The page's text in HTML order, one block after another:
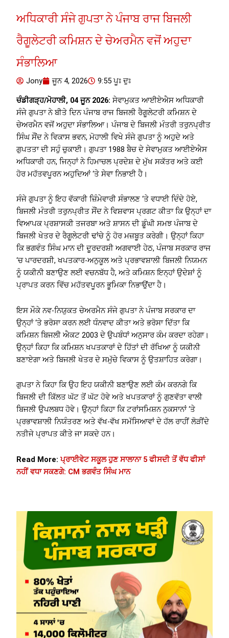
ਅਧਿਕਾਰੀ ਸੰਜੇ ਗੁਪਤਾ ਨੇ ਪੰਜਾਬ ਰਾਜ ਬਿਜਲੀ
ਰੈਗੂਲੇਟਰੀ ਕਮਿਸ਼ਨ ਦੇ ਚੇਅਰਮੈਨ ਵਜੋਂ ਅਹੁਦਾ
ਸੰਭਾਲਿਆ
Jony ਜੂਨ 4, 2026 9:55 ਪੂਃ ਦੁਃ
ਚੰਡੀਗੜ੍ਹ/ਮੋਹਾਲੀ, 04 ਜੂਨ 2026: ਸੇਵਾਮੁਕਤ ਆਈਏਐਸ ਅਧਿਕਾਰੀ
ਸੰਜੇ ਗੁਪਤਾ ਨੇ ਬੀਤੇ ਦਿਨ ਪੰਜਾਬ ਰਾਜ ਬਿਜਲੀ ਰੈਗੂਲੇਟਰੀ ਕਮਿਸ਼ਨ ਦੇ
ਚੇਅਰਮੈਨ ਵਜੋਂ ਅਹੁਦਾ ਸੰਭਾਲਿਆ। ਪੰਜਾਬ ਦੇ ਬਿਜਲੀ ਮੰਤਰੀ ਤਰੁਨਪ੍ਰੀਤ
ਸਿੰਘ ਸੌਂਦ ਨੇ ਵਿਕਾਸ ਭਵਨ, ਮੋਹਾਲੀ ਵਿਖੇ ਸੰਜੇ ਗੁਪਤਾ ਨੂੰ ਅਹੁਦੇ ਅਤੇ
ਗੁਪਤਤਾ ਦੀ ਸਹੁੰ ਚੁਕਾਈ। ਗੁਪਤਾ 1988 ਬੈਚ ਦੇ ਸੇਵਾਮੁਕਤ ਆਈਏਐਸ
ਅਧਿਕਾਰੀ ਹਨ, ਜਿਨ੍ਹਾਂ ਨੇ ਹਿਮਾਚਲ ਪ੍ਰਦੇਸ਼ ਦੇ ਮੁੱਖ ਸਕੱਤਰ ਅਤੇ ਕਈ
ਹੋਰ ਮਹੱਤਵਪੂਰਨ ਅਹੁਦਿਆਂ ‘ਤੇ ਸੇਵਾ ਨਿਭਾਈ ਹੈ।
ਸੰਜੇ ਗੁਪਤਾ ਨੂੰ ਇਹ ਵੱਕਾਰੀ ਜ਼ਿੰਮੇਵਾਰੀ ਸੰਭਾਲਣ ‘ਤੇ ਵਧਾਈ ਦਿੰਦੇ ਹੋਏ,
ਬਿਜਲੀ ਮੰਤਰੀ ਤਰੁਨਪ੍ਰੀਤ ਸੌਂਦ ਨੇ ਵਿਸ਼ਵਾਸ ਪ੍ਰਗਟ ਕੀਤਾ ਕਿ ਉਨ੍ਹਾਂ ਦਾ
ਵਿਆਪਕ ਪ੍ਰਸ਼ਾਸਕੀ ਤਜਰਬਾ ਅਤੇ ਸ਼ਾਸਨ ਦੀ ਡੂੰਘੀ ਸਮਝ ਪੰਜਾਬ ਦੇ
ਬਿਜਲੀ ਖੇਤਰ ਦੇ ਰੈਗੂਲੇਟਰੀ ਢਾਂਚੇ ਨੂੰ ਹੋਰ ਮਜ਼ਬੂਤ ​​ਕਰੇਗੀ। ਉਨ੍ਹਾਂ ਕਿਹਾ
ਕਿ ਭਗਵੰਤ ਸਿੰਘ ਮਾਨ ਦੀ ਦੂਰਦਰਸ਼ੀ ਅਗਵਾਈ ਹੇਠ, ਪੰਜਾਬ ਸਰਕਾਰ ਰਾਜ
‘ਚ ਪਾਰਦਰਸ਼ੀ, ਖਪਤਕਾਰ-ਅਨੁਕੂਲ ਅਤੇ ਪ੍ਰਭਾਵਸ਼ਾਲੀ ਬਿਜਲੀ ਨਿਯਮਨ
ਨੂੰ ਯਕੀਨੀ ਬਣਾਉਣ ਲਈ ਵਚਨਬੱਧ ਹੈ, ਅਤੇ ਕਮਿਸ਼ਨ ਇਨ੍ਹਾਂ ਉਦੇਸ਼ਾਂ ਨੂੰ
ਪ੍ਰਾਪਤ ਕਰਨ ਵਿੱਚ ਮਹੱਤਵਪੂਰਨ ਭੂਮਿਕਾ ਨਿਭਾਉਂਦਾ ਹੈ।
ਇਸ ਮੌਕੇ ਨਵ-ਨਿਯੁਕਤ ਚੇਅਰਮੈਨ ਸੰਜੇ ਗੁਪਤਾ ਨੇ ਪੰਜਾਬ ਸਰਕਾਰ ਦਾ
ਉਨ੍ਹਾਂ ‘ਤੇ ਭਰੋਸਾ ਕਰਨ ਲਈ ਧੰਨਵਾਦ ਕੀਤਾ ਅਤੇ ਭਰੋਸਾ ਦਿੱਤਾ ਕਿ
ਕਮਿਸ਼ਨ ਬਿਜਲੀ ਐਕਟ 2003 ਦੇ ਉਪਬੰਧਾਂ ਅਨੁਸਾਰ ਕੰਮ ਕਰਦਾ ਰਹੇਗਾ।
ਉਨ੍ਹਾਂ ਕਿਹਾ ਕਿ ਕਮਿਸ਼ਨ ਖਪਤਕਾਰਾਂ ਦੇ ਹਿੱਤਾਂ ਦੀ ਰੱਖਿਆ ਨੂੰ ਯਕੀਨੀ
ਬਣਾਏਗਾ ਅਤੇ ਬਿਜਲੀ ਖੇਤਰ ਦੇ ਸਮੁੱਚੇ ਵਿਕਾਸ ਨੂੰ ਉਤਸ਼ਾਹਿਤ ਕਰੇਗਾ।
ਗੁਪਤਾ ਨੇ ਕਿਹਾ ਕਿ ਉਹ ਇਹ ਯਕੀਨੀ ਬਣਾਉਣ ਲਈ ਕੰਮ ਕਰਨਗੇ ਕਿ
ਬਿਜਲੀ ਦੀ ਕਿੱਲਤ ਘੱਟ ਤੋਂ ਘੱਟ ਹੋਵੇ ਅਤੇ ਖਪਤਕਾਰਾਂ ਨੂੰ ਗੁਣਵੱਤਾ ਵਾਲੀ
ਬਿਜਲੀ ਉਪਲਬਧ ਹੋਵੇ। ਉਨ੍ਹਾਂ ਕਿਹਾ ਕਿ ਟਰਾਂਸਮਿਸ਼ਨ ਨੁਕਸਾਨਾਂ ‘ਤੇ
ਪ੍ਰਭਾਵਸ਼ਾਲੀ ਨਿਯੰਤਰਣ ਅਤੇ ਵੱਖ-ਵੱਖ ਸਮੱਸਿਆਵਾਂ ਦੇ ਹੱਲ ਰਾਹੀਂ ਲੋੜੀਂਦੇ
ਨਤੀਜੇ ਪ੍ਰਾਪਤ ਕੀਤੇ ਜਾ ਸਕਦੇ ਹਨ।
Read More:ਪ੍ਰਾਈਵੇਟ ਸਕੂਲ ਹੁਣ ਸਾਲਾਨਾ 5 ਫੀਸਦੀ ਤੋਂ ਵੱਧ ਫੀਸਾਂ
ਨਹੀਂ ਵਧਾ ਸਕਣਗੇ: CM ਭਗਵੰਤ ਸਿੰਘ ਮਾਨ